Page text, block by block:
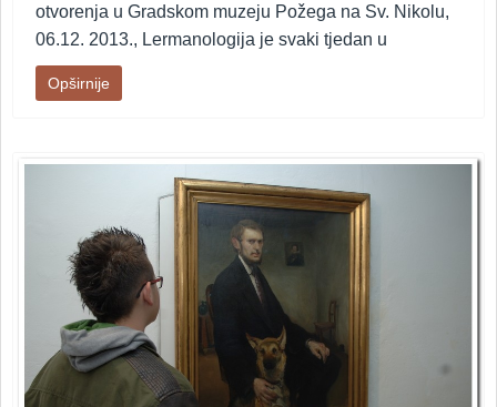
otvorenja u Gradskom muzeju Požega na Sv. Nikolu,
06.12. 2013., Lermanologija je svaki tjedan u
Opširnije